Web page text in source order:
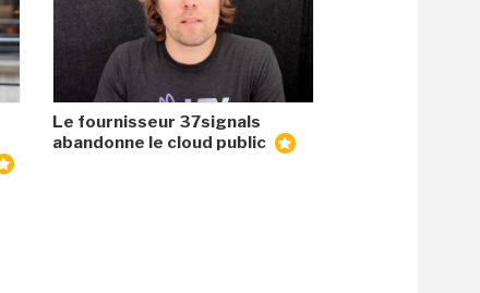
Le fournisseur 37signals
abandonne le cloud public